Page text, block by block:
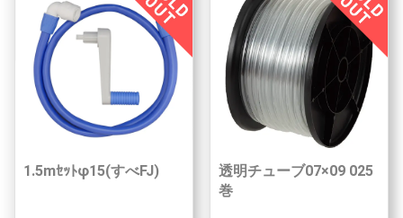
1.5mｾｯﾄφ15(すべFJ)
透明チューブ07×09 025
巻